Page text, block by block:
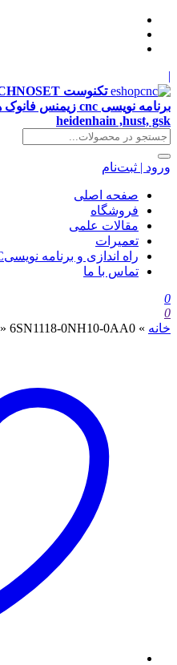
|
heidenhain ,hust, gsk
ورود | ثبت‌نام
صفحه اصلی
فروشگاه
مقالات علمی
تعمیرات
راه اندازی و برنامه نویسیCNC
تماس با ما
0
0
خانه »
» 6SN1118-0NH10-0AA0